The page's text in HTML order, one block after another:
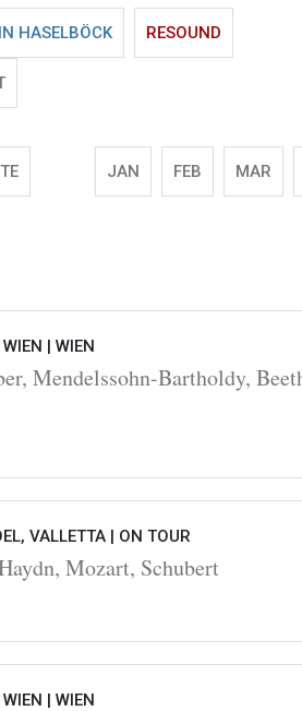
HASELBÖCK RESOUND
JAN FEB MAR
| WIEN
Mendelssohn-Bartholdy,
VALLETTA | ON TOUR
Mozart, Schubert
| WIEN